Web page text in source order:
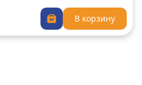
В корзину